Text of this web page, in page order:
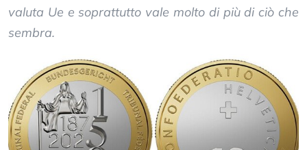
valuta Ue e soprattutto vale molto di più di ciò che
sembra.